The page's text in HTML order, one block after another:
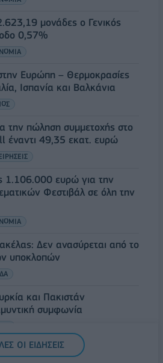
μονάδες ο Γενικός
0,57%
Ευρώπη – Θερμοκρασίες
Ισπανία και Βαλκάνια
την πώληση συμμετοχής στο
έναντι 49,35 εκατ. ευρώ
1.106.000 ευρώ για την
Φεστιβάλ σε όλη την
Δεν ανασύρεται από το
υποκλοπών
και Πακιστάν
συμφωνία
ΟΙ ΕΙΔΗΣΕΙΣ